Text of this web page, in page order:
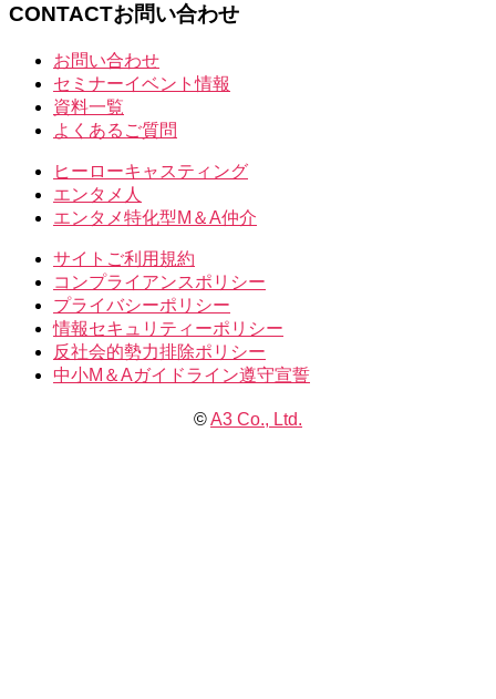
CONTACTお問い合わせ
お問い合わせ
セミナーイベント情報
資料一覧
よくあるご質問
ヒーローキャスティング
エンタメ人
エンタメ特化型M＆A仲介
サイトご利用規約
コンプライアンスポリシー
プライバシーポリシー
情報セキュリティーポリシー
反社会的勢力排除ポリシー
中小M＆Aガイドライン遵守宣誓
©A3 Co., Ltd.